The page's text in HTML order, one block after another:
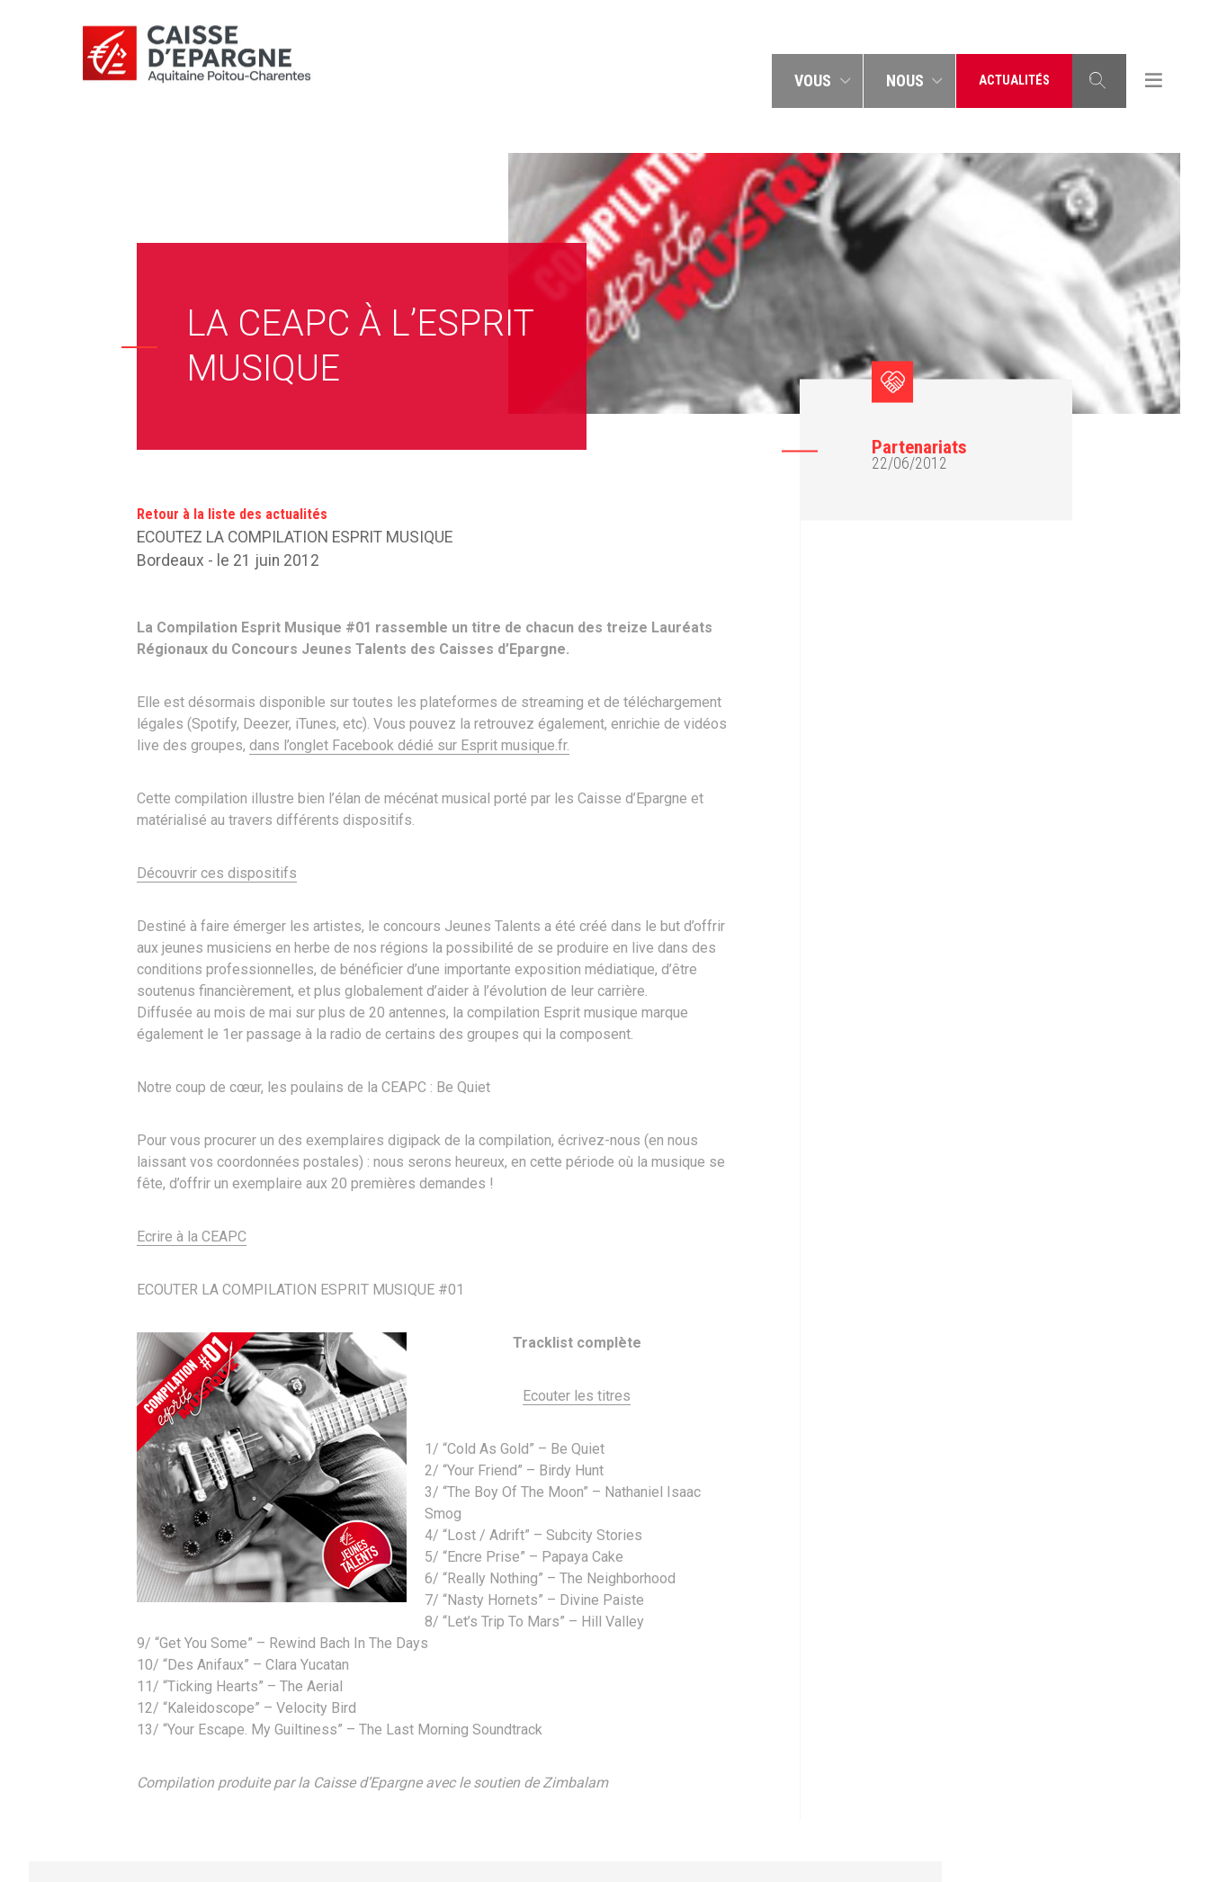
VOUS NOUS ACTUALITÉS
LA CEAPC À L’ESPRIT
MUSIQUE
Partenariats
22/06/2012
Retour à la liste des actualités
ECOUTEZ LA COMPILATION ESPRIT MUSIQUE
Bordeaux - le 21 juin 2012
La Compilation Esprit Musique #01 rassemble un titre de chacun des treize Lauréats
Régionaux du Concours Jeunes Talents des Caisses d’Epargne.
Elle est désormais disponible sur toutes les plateformes de streaming et de téléchargement
légales (Spotify, Deezer, iTunes, etc). Vous pouvez la retrouvez également, enrichie de vidéos
live des groupes, dans l’onglet Facebook dédié sur Esprit musique.fr.
Cette compilation illustre bien l’élan de mécénat musical porté par les Caisse d’Epargne et
matérialisé au travers différents dispositifs.
Découvrir ces dispositifs
Destiné à faire émerger les artistes, le concours Jeunes Talents a été créé dans le but d’offrir
aux jeunes musiciens en herbe de nos régions la possibilité de se produire en live dans des
conditions professionnelles, de bénéficier d’une importante exposition médiatique, d’être
soutenus financièrement, et plus globalement d’aider à l’évolution de leur carrière.
Diffusée au mois de mai sur plus de 20 antennes, la compilation Esprit musique marque
également le 1er passage à la radio de certains des groupes qui la composent.
Notre coup de cœur, les poulains de la CEAPC : Be Quiet
Pour vous procurer un des exemplaires digipack de la compilation, écrivez-nous (en nous
laissant vos coordonnées postales) : nous serons heureux, en cette période où la musique se
fête, d’offrir un exemplaire aux 20 premières demandes !
Ecrire à la CEAPC
ECOUTER LA COMPILATION ESPRIT MUSIQUE #01
Tracklist complète
Ecouter les titres
1/ “Cold As Gold” – Be Quiet
2/ “Your Friend” – Birdy Hunt
3/ “The Boy Of The Moon” – Nathaniel Isaac
Smog
4/ “Lost / Adrift” – Subcity Stories
5/ “Encre Prise” – Papaya Cake
6/ “Really Nothing” – The Neighborhood
7/ “Nasty Hornets” – Divine Paiste
8/ “Let’s Trip To Mars” – Hill Valley
9/ “Get You Some” – Rewind Bach In The Days
10/ “Des Anifaux” – Clara Yucatan
11/ “Ticking Hearts” – The Aerial
12/ “Kaleidoscope” – Velocity Bird
13/ “Your Escape. My Guiltiness” – The Last Morning Soundtrack
Compilation produite par la Caisse d’Epargne avec le soutien de Zimbalam